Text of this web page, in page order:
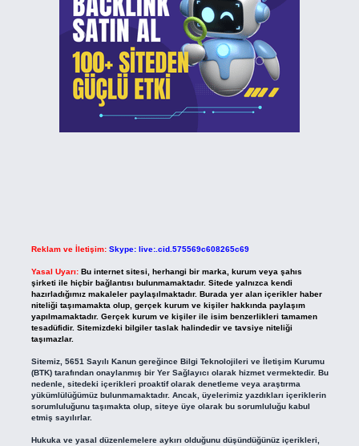
Reklam ve İletişim: Skype: live:.cid.575569c608265c69
Yasal Uyarı: Bu internet sitesi, herhangi bir marka, kurum veya şahıs
şirketi ile hiçbir bağlantısı bulunmamaktadır. Sitede yalnızca kendi
hazırladığımız makaleler paylaşılmaktadır. Burada yer alan içerikler haber
niteliği taşımamakta olup, gerçek kurum ve kişiler hakkında paylaşım
yapılmamaktadır. Gerçek kurum ve kişiler ile isim benzerlikleri tamamen
tesadüfidir. Sitemizdeki bilgiler taslak halindedir ve tavsiye niteliği
taşımazlar.
Sitemiz, 5651 Sayılı Kanun gereğince Bilgi Teknolojileri ve İletişim Kurumu
(BTK) tarafından onaylanmış bir Yer Sağlayıcı olarak hizmet vermektedir. Bu
nedenle, sitedeki içerikleri proaktif olarak denetleme veya araştırma
yükümlülüğümüz bulunmamaktadır. Ancak, üyelerimiz yazdıkları içeriklerin
sorumluluğunu taşımakta olup, siteye üye olarak bu sorumluluğu kabul
etmiş sayılırlar.
Hukuka ve yasal düzenlemelere aykırı olduğunu düşündüğünüz içerikleri,